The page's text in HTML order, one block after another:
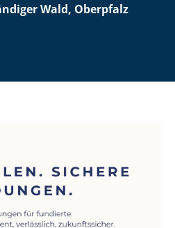
Wald, Oberpfalz